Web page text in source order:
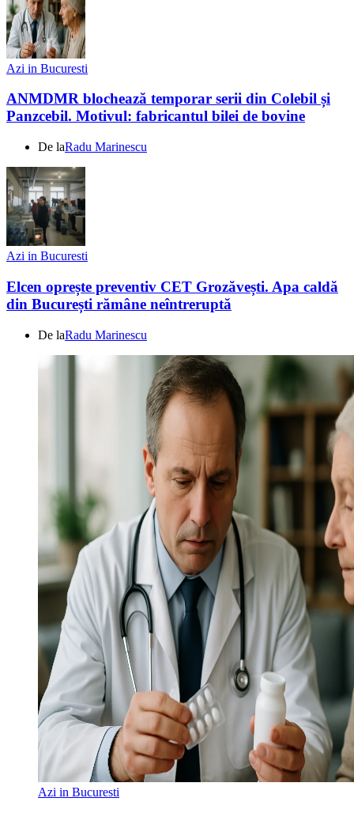
Azi in Bucuresti
ANMDMR blochează temporar serii din Colebil și
Panzcebil. Motivul: fabricantul bilei de bovine
De laRadu Marinescu
Azi in Bucuresti
Elcen oprește preventiv CET Grozăvești. Apa caldă
din București rămâne neîntreruptă
De laRadu Marinescu
Azi in Bucuresti